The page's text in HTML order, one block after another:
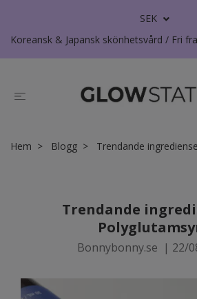
SEK
Koreansk & Japansk skönhetsvård / Fri
Hem Blogg Trendande
Trendande
Bonnybonny.se | 22/